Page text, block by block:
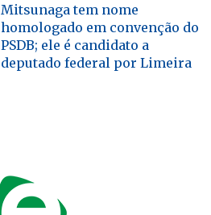
Mitsunaga tem nome
homologado em convenção do
PSDB; ele é candidato a
deputado federal por Limeira